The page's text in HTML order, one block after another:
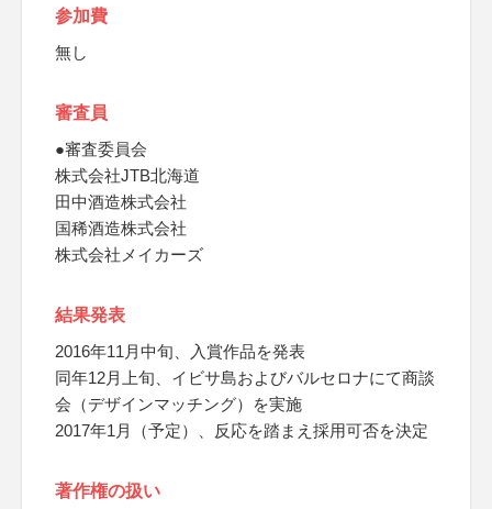
参加費
無し
審査員
●審査委員会
株式会社JTB北海道
田中酒造株式会社
国稀酒造株式会社
株式会社メイカーズ
結果発表
2016年11月中旬、入賞作品を発表
同年12月上旬、イビサ島およびバルセロナにて商談
会（デザインマッチング）を実施
2017年1月（予定）、反応を踏まえ採用可否を決定
著作権の扱い